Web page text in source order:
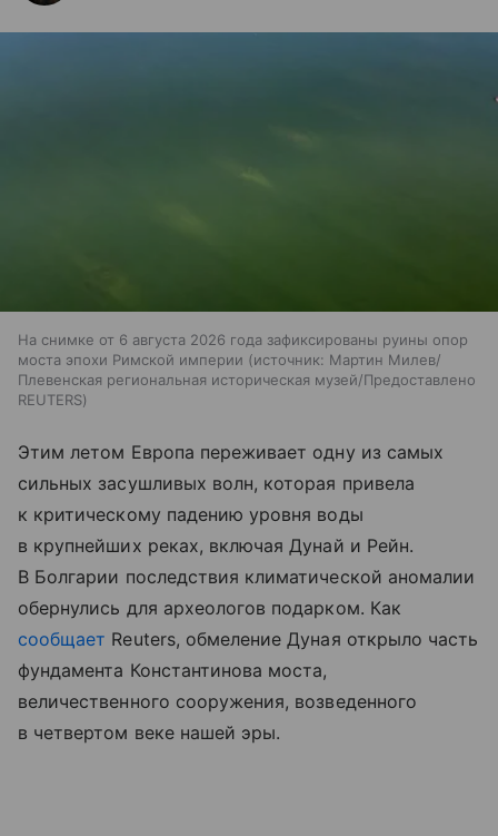
На снимке от 6 августа 2026 года зафиксированы руины опор
моста эпохи Римской империи
источник: Мартин Милев/
Плевенская региональная историческая музей/Предоставлено
REUTERS
Этим летом Европа переживает одну из самых
сильных засушливых волн, которая привела
к критическому падению уровня воды
в крупнейших реках, включая Дунай и Рейн.
В Болгарии последствия климатической аномалии
обернулись для археологов подарком. Как
сообщает Reuters, обмеление Дуная открыло часть
фундамента Константинова моста,
величественного сооружения, возведенного
в четвертом веке нашей эры.